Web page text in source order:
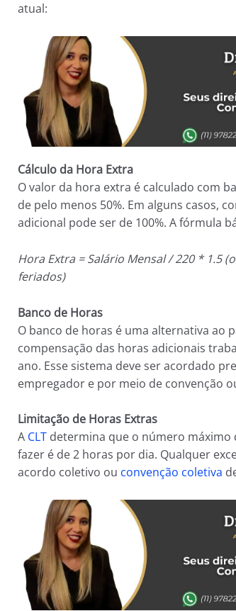
atual:
Cálculo da Hora Extra
O valor da hora extra é calculado com
de pelo menos 50%. Em alguns casos,
adicional pode ser de 100%. A fórmula
Hora Extra = Salário Mensal / 220 * 1.5
feriados)
Banco de Horas
O banco de horas é uma alternativa ao
compensação das horas adicionais
ano. Esse sistema deve ser acordado
empregador e por meio de convenção
Limitação de Horas Extras
A CLTdetermina que o número máximo
fazer é de 2 horas por dia. Qualquer
acordo coletivo ou convenção coletiva